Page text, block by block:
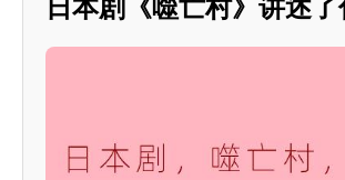
日本剧《噬亡村》讲述了